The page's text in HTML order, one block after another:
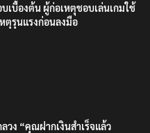
เบื้องต้น ผู้ก่อเหตุชอบเล่นเกมใช้
ตุรุนแรงก่อนลงมือ
วง “คุณฝากเงินสำเร็จแล้ว